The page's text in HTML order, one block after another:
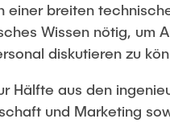
einer breiten
Wissen nötig, um
diskutieren zu
Hälfte aus den
und Marketing